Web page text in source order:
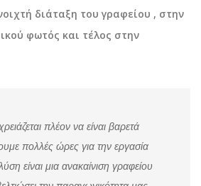
διάταξη του γραφείου , στην
φωτός και τέλος στην
πλέον να είναι βαρετά
πολλές ώρες για την εργασία
είναι μια ανακαίνιση γραφείου